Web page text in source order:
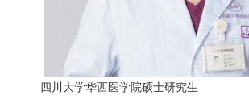
四川大学华西医学院硕士研究生